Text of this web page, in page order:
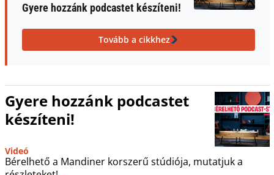
Gyere hozzánk podcastet készíteni!
Tovább a cikkhez
Gyere hozzánk podcastet
készíteni!
Videó
Bérelhető a Mandiner korszerű stúdiója, mutatjuk a